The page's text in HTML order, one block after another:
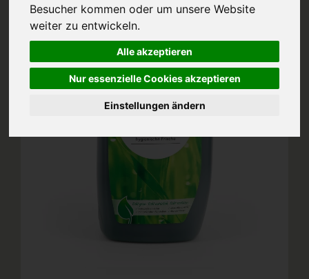
Besucher kommen oder um unsere Website
weiter zu entwickeln.
Alle akzeptieren
Nur essenzielle Cookies akzeptieren
Einstellungen ändern